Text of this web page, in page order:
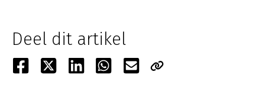
Deel dit artikel